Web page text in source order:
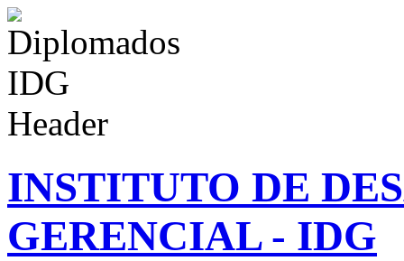
INSTITUTO DE
GERENCIAL - IDG